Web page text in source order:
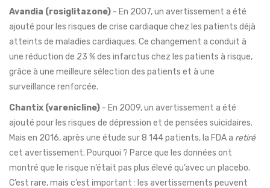
Avandia (rosiglitazone) - En 2007, un avertissement a été
ajouté pour les risques de crise cardiaque chez les patients déjà
atteints de maladies cardiaques. Ce changement a conduit à
une réduction de 23 % des infarctus chez les patients à risque,
grâce à une meilleure sélection des patients et à une
surveillance renforcée.
Chantix (varenicline) - En 2009, un avertissement a été
ajouté pour les risques de dépression et de pensées suicidaires.
Mais en 2016, après une étude sur 8 144 patients, la FDA a retiré
cet avertissement. Pourquoi ? Parce que les données ont
montré que le risque n’était pas plus élevé qu’avec un placebo.
C’est rare, mais c’est important : les avertissements peuvent